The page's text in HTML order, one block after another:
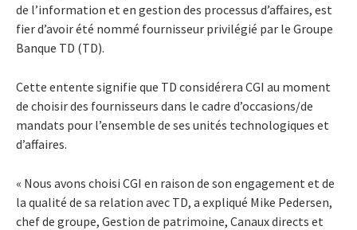
de l’information et en gestion des processus d’affaires, est
fier d’avoir été nommé fournisseur privilégié par le Groupe
Banque TD (TD).
Cette entente signifie que TD considérera CGI au moment
de choisir des fournisseurs dans le cadre d’occasions/de
mandats pour l’ensemble de ses unités technologiques et
d’affaires.
« Nous avons choisi CGI en raison de son engagement et de
la qualité de sa relation avec TD, a expliqué Mike Pedersen,
chef de groupe, Gestion de patrimoine, Canaux directs et